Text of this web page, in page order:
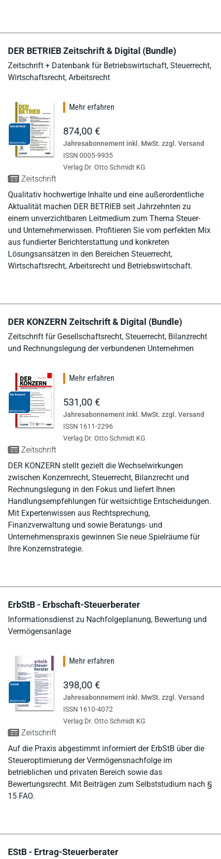
DER BETRIEB Zeitschrift & Digital (Bundle)
Zeitschrift + Datenbank für Betriebswirtschaft, Steuerrecht,
Wirtschaftsrecht, Arbeitsrecht
Zeitschrift
Qualitativ hochwertige Inhalte und eine außerordentliche
Aktualität machen DER BETRIEB seit Jahrzehnten zu
einem unverzichtbaren Leitmedium zum Thema Steuer-
und Unternehmerwissen. Profitieren Sie vom perfekten Mix
aus fundierter Berichterstattung und konkreten
Lösungsansätzen in den Bereichen Steuerrecht,
Wirtschaftsrecht, Arbeitsrecht und Betriebswirtschaft.
Mehr erfahren
874,00 €
Jahresabonnement inkl. MwSt. zzgl. Versand
ISSN 0005-9935
Verlag Dr. Otto Schmidt KG
DER KONZERN Zeitschrift & Digital (Bundle)
Zeitschrift für Gesellschaftsrecht, Steuerrecht, Bilanzrecht
und Rechnungslegung der verbundenen Unternehmen
Zeitschrift
DER KONZERN stellt gezielt die Wechselwirkungen
zwischen Konzernrecht, Steuerrecht, Bilanzrecht und
Rechnungslegung in den Fokus und liefert Ihnen
Handlungsempfehlungen für weitsichtige Entscheidungen.
Mit Expertenwissen aus Rechtsprechung,
Finanzverwaltung und sowie Beratungs- und
Unternehmenspraxis gewinnen Sie neue Spielräume für
Ihre Konzernstrategie.
Mehr erfahren
531,00 €
Jahresabonnement inkl. MwSt. zzgl. Versand
ISSN 1611-2296
Verlag Dr. Otto Schmidt KG
ErbStB - Erbschaft-Steuerberater
Informationsdienst zu Nachfolgeplanung, Bewertung und
Vermögensanlage
Zeitschrift
Auf die Praxis abgestimmt informiert der ErbStB über die
Steueroptimierung der Vermögensnachfolge im
betrieblichen und privaten Bereich sowie das
Bewertungsrecht. Mit Beiträgen zum Selbststudium nach §
15 FAO.
Mehr erfahren
398,00 €
Jahresabonnement inkl. MwSt. zzgl. Versand
ISSN 1610-4072
Verlag Dr. Otto Schmidt KG
EStB - Ertrag-Steuerberater